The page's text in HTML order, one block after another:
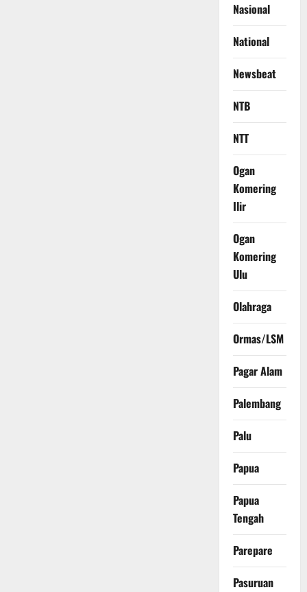
Nasional
National
Newsbeat
NTB
NTT
Ogan
Komering
Ilir
Ogan
Komering
Ulu
Olahraga
Ormas/LSM
Pagar Alam
Palembang
Palu
Papua
Papua
Tengah
Parepare
Pasuruan